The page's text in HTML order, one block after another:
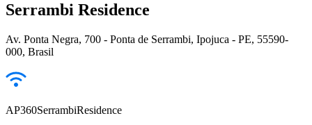
Serrambi Residence
Av. Ponta Negra, 700 - Ponta de Serrambi, Ipojuca - PE, 55590-
000, Brasil
AP360SerrambiResidence